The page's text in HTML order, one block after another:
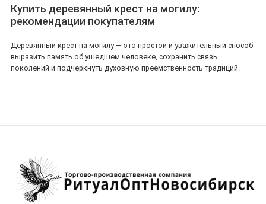
Купить деревянный крест на могилу:
рекомендации покупателям
Деревянный крест на могилу — это простой и уважительный способ
выразить память об ушедшем человеке, сохранить связь
поколений и подчеркнуть духовную преемственность традиций.